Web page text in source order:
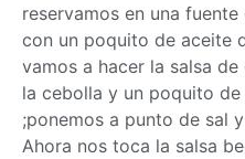
reservamos en una
con un poquito de aceite
vamos a hacer la salsa
la cebolla y un poquito
;ponemos a punto de sal
Ahora nos toca la salsa